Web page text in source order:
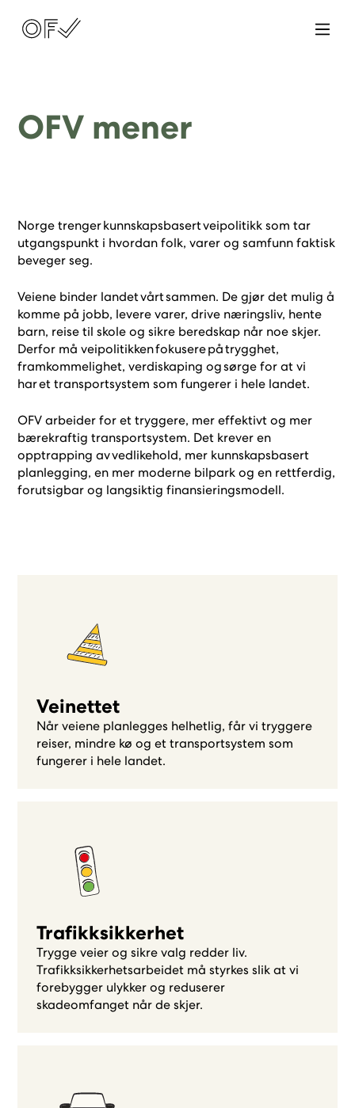
OFV mener
Norge trenger kunnskapsbasert veipolitikk som tar
utgangspunkt i hvordan folk, varer og samfunn faktisk
beveger seg.
Veiene binder landet vårt sammen. De gjør det mulig å
komme på jobb, levere varer, drive næringsliv, hente
barn, reise til skole og sikre beredskap når noe skjer.
Derfor må veipolitikken fokusere på trygghet,
framkommelighet, verdiskaping og sørge for at vi
har et transportsystem som fungerer i hele landet.
OFV arbeider for et tryggere, mer effektivt og mer
bærekraftig transportsystem. Det krever en
opptrapping av vedlikehold, mer kunnskapsbasert
planlegging, en mer moderne bilpark og en rettferdig,
forutsigbar og langsiktig finansieringsmodell.
Veinettet
Når veiene planlegges helhetlig, får vi tryggere
reiser, mindre kø og et transportsystem som
fungerer i hele landet.
Trafikksikkerhet
Trygge veier og sikre valg redder liv.
Trafikksikkerhetsarbeidet må styrkes slik at vi
forebygger ulykker og reduserer
skadeomfanget når de skjer.